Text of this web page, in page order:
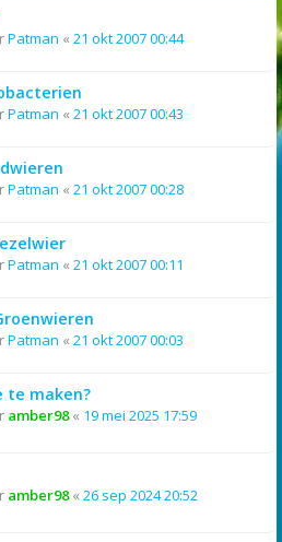
Patman « 21 okt 2007 00:44
Patman « 21 okt 2007 00:43
Patman « 21 okt 2007 00:28
Patman « 21 okt 2007 00:11
Patman « 21 okt 2007 00:03
te maken?
amber98« 19 mei 2025 17:59
amber98« 26 sep 2024 20:52